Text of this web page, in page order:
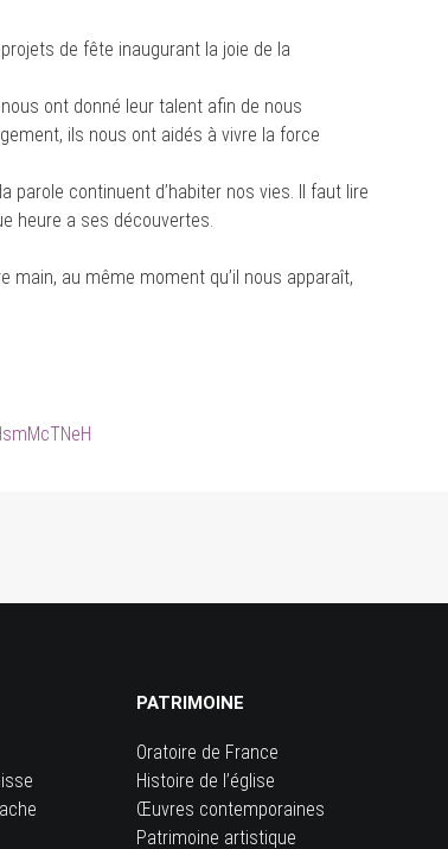
de fête inaugurant la joie de la
ont donné leur talent afin de nous
ils nous ont aidés à vivre la force
parole continuent d’habiter nos vies. Il faut lire
heure a ses découvertes.
main, au même moment qu’il nous apparaît,
PATRIMOINE
Oratoire de France
Histoire de l’église
Œuvres contemporaines
Patrimoine artistique